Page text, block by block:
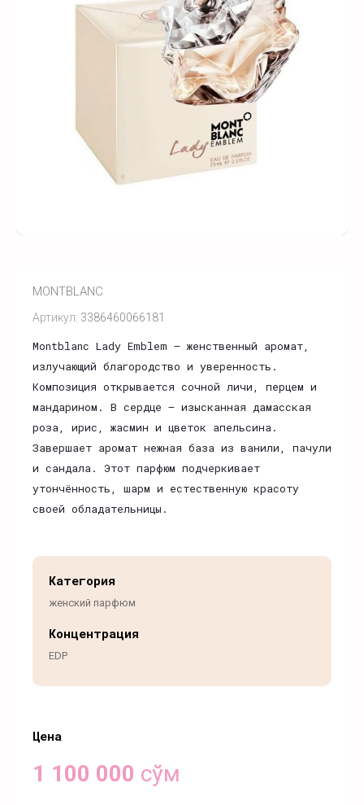
Артикул: 3386460066181
MONTBLANC
Montblanc Lady Emblem — женственный аромат,
излучающий благородство и уверенность.
Композиция открывается сочной личи, перцем и
мандарином. В сердце — изысканная дамасская
роза, ирис, жасмин и цветок апельсина.
Завершает аромат нежная база из ванили, пачули
и сандала. Этот парфюм подчеркивает
утончённость, шарм и естественную красоту
своей обладательницы.
Цена
1 100 000 сўм
Категория
женский парфюм
Концентрация
EDP